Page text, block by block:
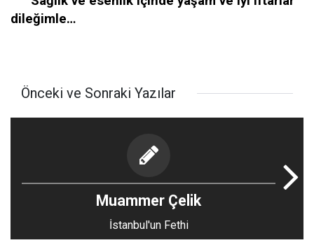
dileğimle…
Önceki ve Sonraki Yazılar
Muammer Çelik
İstanbul'un Fethi